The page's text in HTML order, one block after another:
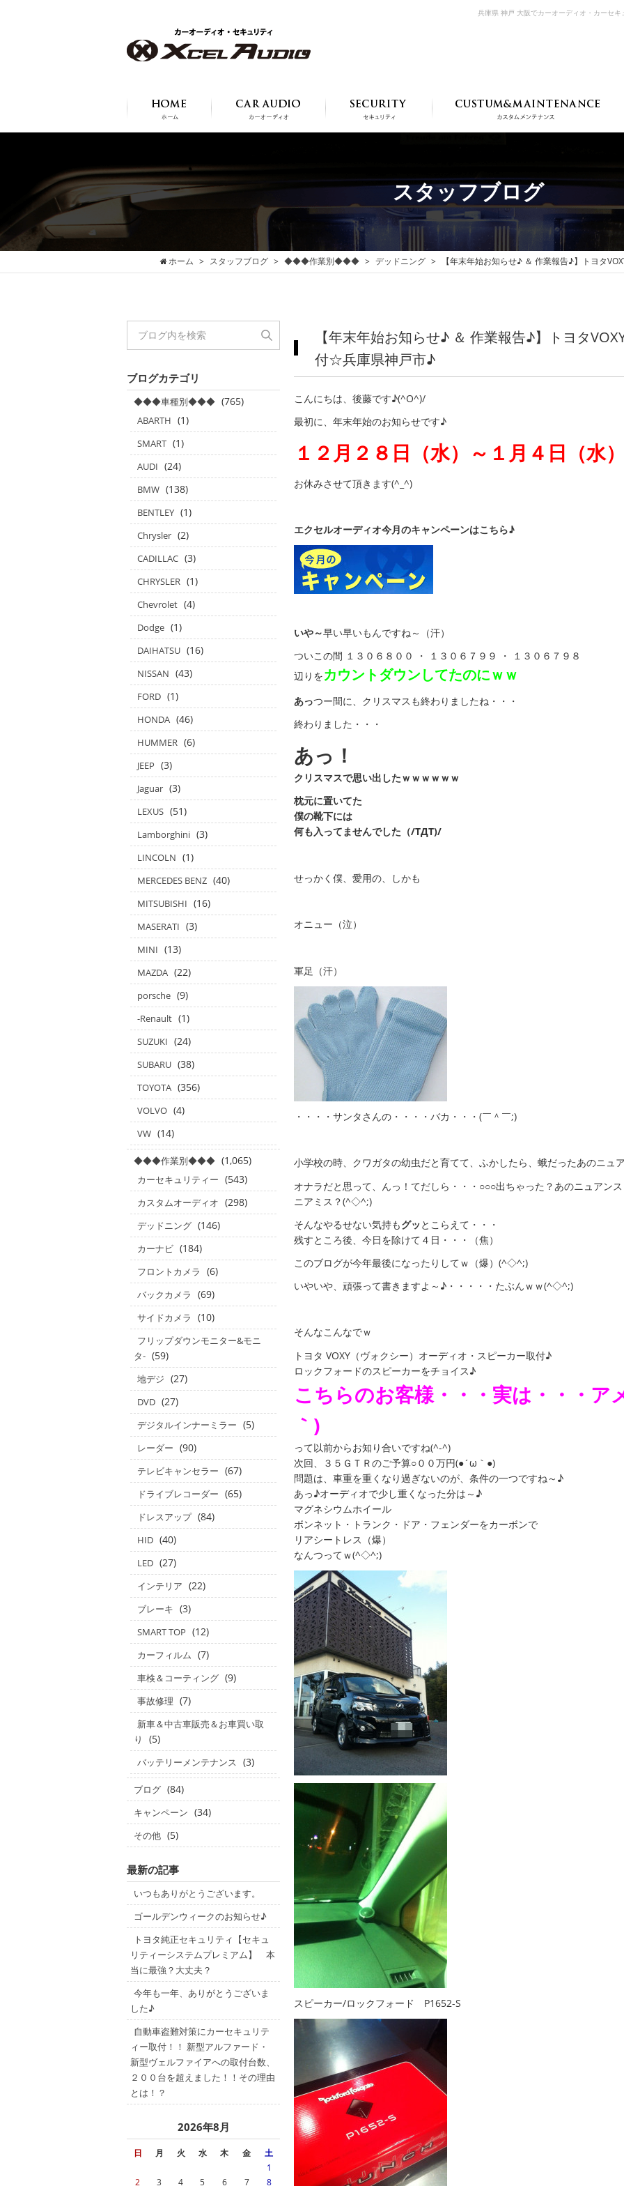
兵庫県 神戸 大阪でカーオーディオ・カーセ
スタッフブログ
ホーム スタッフブログ ◆◆◆作業別◆◆◆ デッドニング 【年末年始お知らせ♪ ＆ 作業報告♪】トヨタ
【年末年始お知らせ♪ ＆ 作業報告♪】トヨタ
付☆兵庫県神戸市♪
こんにちは、後藤です♪(^O^)/
最初に、年末年始のお知らせです♪
１２月２８日（水）～１月４日（水
お休みさせて頂きます(^_^)
エクセルオーディオ今月のキャンペーンはこちら♪
いや～早い早いもんですね～（汗）
ついこの間 １３０６８００ ・ １３０６７９９ ・ １３０６７９８
辺りをカウントダウンしてたのにｗｗ
あっつー間に、クリスマスも終わりましたね・・・
終わりました・・・
あっ！
クリスマスで思い出したｗｗｗｗｗｗ
枕元に置いてた
僕の靴下には
何も入ってませんでした（/TДT)/
せっかく僕、愛用の、しかも
オニュー（泣）
軍足（汗）
・・・・サンタさんの・・・・バカ・・・(￣＾￣;)
小学校の時、クワガタの幼虫だと育てて、ふかしたら、蛾だったあのニュ
オナラだと思って、んっ！てだしら・・・○○○出ちゃった？あのニュアンス
ニアミス？(^◇^;)
そんなやるせない気持もグッとこらえて・・・
残すところ後、今日を除けて４日・・・（焦）
このブログが今年最後になったりしてｗ（爆）(^◇^;)
いやいや、頑張って書きますよ～♪・・・・・たぶんｗｗ(^◇^;)
そんなこんなでｗ
トヨタ VOXY（ヴォクシー）オーディオ・スピーカー取付♪
ロックフォードのスピーカーをチョイス♪
こちらのお客様・・・実は・・・ア
｀)
って以前からお知り合いですね(^-^)
次回、３５ＧＴＲのご予算○００万円(●´ω｀●)ゞ
問題は、車重を重くなり過ぎないのが、条件の一つですね～♪
あっ♪オーディオで少し重くなった分は～♪
マグネシウムホイール
ボンネット・トランク・ドア・フェンダーをカーボンで
リアシートレス（爆）
なんつってｗ(^◇^;)
スピーカー/ロックフォード P1652-S
ブログカテゴリ
◆◆◆車種別◆◆◆ (765)
ABARTH (1)
SMART (1)
AUDI (24)
BMW (138)
BENTLEY (1)
Chrysler (2)
CADILLAC (3)
CHRYSLER (1)
Chevrolet (4)
Dodge (1)
DAIHATSU (16)
NISSAN (43)
FORD (1)
HONDA (46)
HUMMER (6)
JEEP (3)
Jaguar (3)
LEXUS (51)
Lamborghini (3)
LINCOLN (1)
MERCEDES BENZ (40)
MITSUBISHI (16)
MASERATI (3)
MINI (13)
MAZDA (22)
porsche (9)
-Renault (1)
SUZUKI (24)
SUBARU (38)
TOYOTA (356)
VOLVO (4)
VW (14)
◆◆◆作業別◆◆◆ (1,065)
カーセキュリティー (543)
カスタムオーディオ (298)
デッドニング (146)
カーナビ (184)
フロントカメラ (6)
バックカメラ (69)
サイドカメラ (10)
フリップダウンモニター&モニ
タ‐ (59)
地デジ (27)
DVD (27)
デジタルインナーミラー (5)
レーダー (90)
テレビキャンセラー (67)
ドライブレコーダー (65)
ドレスアップ (84)
HID (40)
LED (27)
インテリア (22)
ブレーキ (3)
SMART TOP (12)
カーフィルム (7)
車検＆コーティング (9)
事故修理 (7)
新車＆中古車販売＆お車買い取
り
(5)
バッテリーメンテナンス (3)
ブログ (84)
キャンペーン (34)
その他 (5)
最新の記事
いつもありがとうございます。
ゴールデンウィークのお知らせ♪
トヨタ純正セキュリティ【セキュ
リティーシステムプレミアム】 本
当に最強？大丈夫？
今年も一年、ありがとうございま
した♪
自動車盗難対策にカーセキュリテ
ィー取付！！ 新型アルファード・
新型ヴェルファイアへの取付台数、
２００台を超えました！！その理由
とは！？
2026年8月
日 月 火 水 木 金
土
1
2
3 4 5 6 7 8